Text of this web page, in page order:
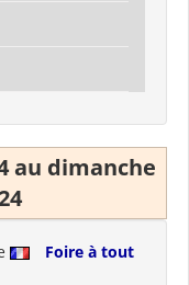
au dimanche
Foire à tout